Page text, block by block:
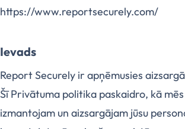
https://www.reportsecurely.com/
Ievads
Report Securely ir apņēmusies
Šī Privātuma politika paskaidro, kā
izmantojam un aizsargājam jūsu